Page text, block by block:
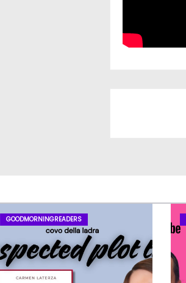
GOODMORNINGREADERS